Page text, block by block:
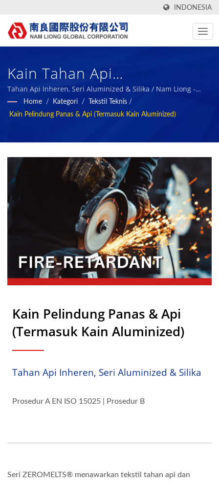
INDONESIA
Kain Tahan Api
ZEROMELTS®. / Nam Liong -
Produsen Komposit Busa
Tahan Api Inheren, Seri Aluminized & Silika / Nam Liong -
Produsen Komposit Busa Polimer Profesional.
Home / Kategori / Tekstil Teknis /
Kain Pelindung Panas & Api (termasuk Kain Aluminized)
Kain Pelindung Panas & Api
(termasuk Kain Aluminized)
Tahan Api Inheren, Seri Aluminized & Silika
Prosedur A EN ISO 15025 | Prosedur B
Seri ZEROMELTS® menawarkan tekstil tahan api dan